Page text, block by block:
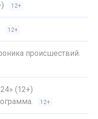
12+
12+
происшествий.
(12+)
12+